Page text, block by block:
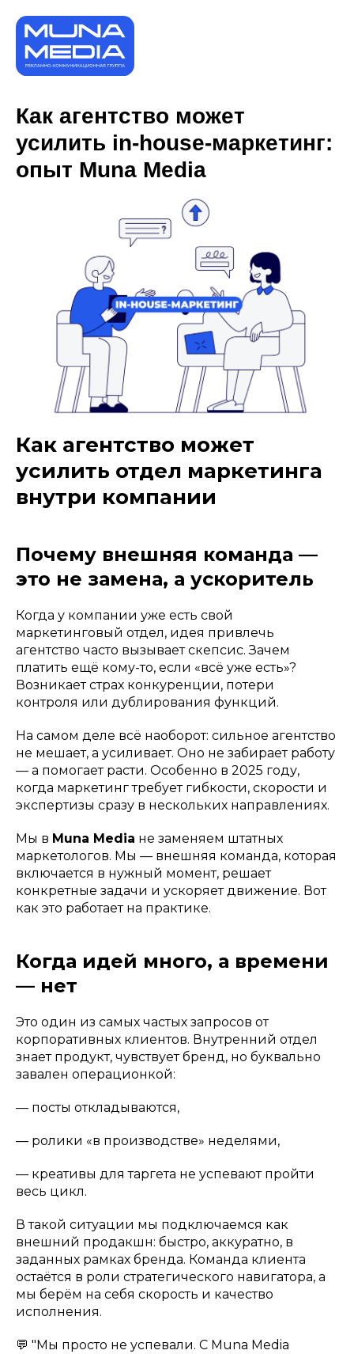
Как агентство может
усилить in-house-маркетинг:
опыт Muna Media
Как агентство может
усилить отдел маркетинга
внутри компании
Почему внешняя команда —
это не замена, а ускоритель
Когда у компании уже есть свой
маркетинговый отдел, идея привлечь
агентство часто вызывает скепсис. Зачем
платить ещё кому-то, если «всё уже есть»?
Возникает страх конкуренции, потери
контроля или дублирования функций.
На самом деле всё наоборот: сильное агентство
не мешает, а усиливает. Оно не забирает работу
— а помогает расти. Особенно в 2025 году,
когда маркетинг требует гибкости, скорости и
экспертизы сразу в нескольких направлениях.
Мы в Muna Media не заменяем штатных
маркетологов. Мы — внешняя команда, которая
включается в нужный момент, решает
конкретные задачи и ускоряет движение. Вот
как это работает на практике.
Когда идей много, а времени
— нет
Это один из самых частых запросов от
корпоративных клиентов. Внутренний отдел
знает продукт, чувствует бренд, но буквально
завален операционкой:
— посты откладываются,
— ролики «в производстве» неделями,
— креативы для таргета не успевают пройти
весь цикл.
В такой ситуации мы подключаемся как
внешний продакшн: быстро, аккуратно, в
заданных рамках бренда. Команда клиента
остаётся в роли стратегического навигатора, а
мы берём на себя скорость и качество
исполнения.
💬 "Мы просто не успевали. С Muna Media